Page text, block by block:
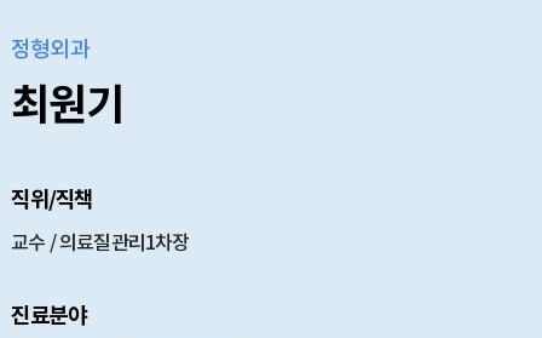
정형외과
최원기
직위/직책
교수 / 의료질관리1차장
진료분야